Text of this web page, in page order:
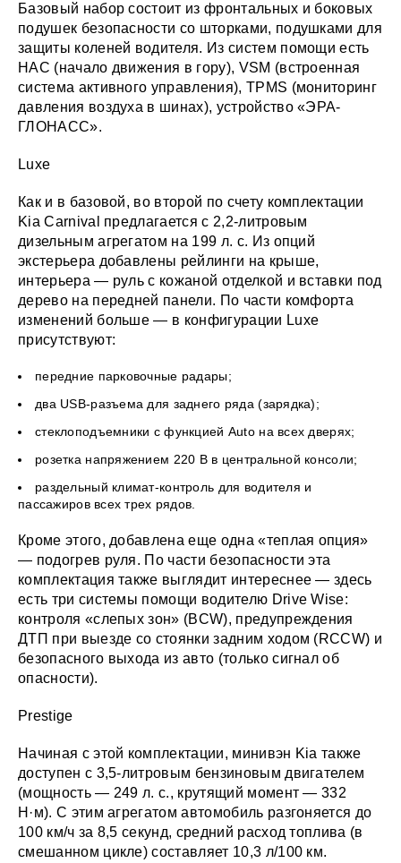
Базовый набор состоит из фронтальных и боковых
подушек безопасности со шторками, подушками для
защиты коленей водителя. Из систем помощи есть
HAC (начало движения в гору), VSM (встроенная
система активного управления), TPMS (мониторинг
давления воздуха в шинах), устройство «ЭРА-
ГЛОНАСС».
Luxe
Как и в базовой, во второй по счету комплектации
Kia Carnival предлагается с 2,2-литровым
дизельным агрегатом на 199 л. с. Из опций
экстерьера добавлены рейлинги на крыше,
интерьера — руль с кожаной отделкой и вставки под
дерево на передней панели. По части комфорта
изменений больше — в конфигурации Luxe
присутствуют:
передние парковочные радары;
два USB-разъема для заднего ряда (зарядка);
стеклоподъемники с функцией Auto на всех дверях;
розетка напряжением 220 В в центральной консоли;
раздельный климат-контроль для водителя и
пассажиров всех трех рядов.
Кроме этого, добавлена еще одна «теплая опция»
— подогрев руля. По части безопасности эта
комплектация также выглядит интереснее — здесь
есть три системы помощи водителю Drive Wise:
контроля «слепых зон» (BCW), предупреждения
ДТП при выезде со стоянки задним ходом (RCCW) и
безопасного выхода из авто (только сигнал об
опасности).
Prestige
Начиная с этой комплектации, минивэн Kia также
доступен с 3,5-литровым бензиновым двигателем
(мощность — 249 л. с., крутящий момент — 332
Н·м). С этим агрегатом автомобиль разгоняется до
100 км/ч за 8,5 секунд, средний расход топлива (в
смешанном цикле) составляет 10,3 л/100 км.